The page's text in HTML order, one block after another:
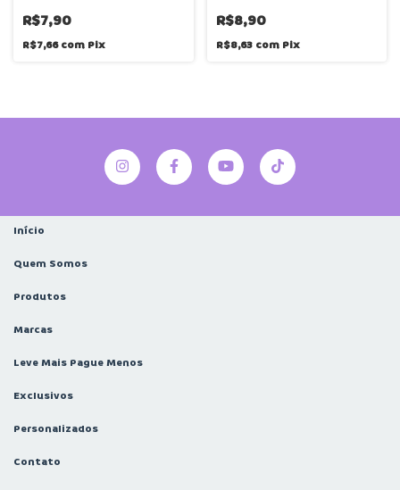
R$7,90
R$7,66com Pix
R$8,90
R$8,63 com Pix
Início
Quem Somos
Produtos
Marcas
Leve Mais Pague Menos
Exclusivos
Personalizados
Contato